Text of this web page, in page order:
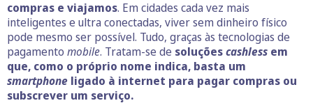
compras e viajamos. Em cidades cada vez mais
inteligentes e ultra conectadas, viver sem dinheiro físico
pode mesmo ser possível. Tudo, graças às tecnologias de
pagamento mobile. Tratam-se de soluçõescashless em
que, como o próprio nome indica, basta um
smartphone ligado à internet para pagar compras ou
subscrever um serviço.